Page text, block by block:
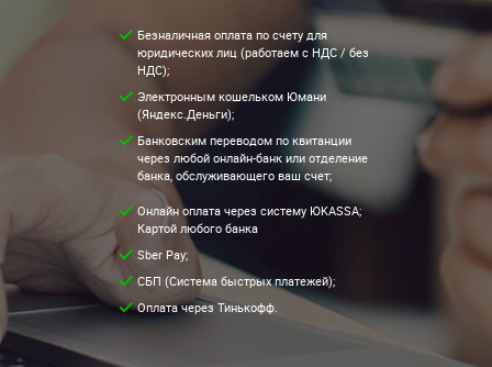
Безналичная оплата по счету для
юридических лиц (работаем с НДС / без
НДС);
Электронным кошельком Юмани
(Яндекс.Деньги);
Банковским переводом по квитанции
через любой онлайн-банк или отделение
банка, обслуживающего ваш счет;
Онлайн оплата через систему ЮKASSA;
Картой любого банка
Sber Pay;
СБП (Система быстрых платежей);
Оплата через Тинькофф.